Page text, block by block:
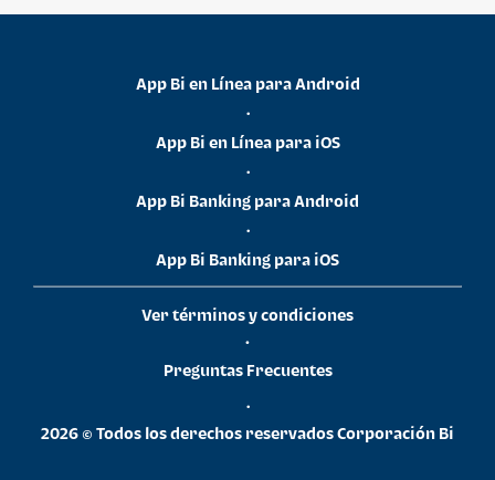
App Bi en Línea para Android
•
App Bi en Línea para iOS
•
App Bi Banking para Android
•
App Bi Banking para iOS
Ver términos y condiciones
•
Preguntas Frecuentes
•
2026 © Todos los derechos reservados Corporación Bi